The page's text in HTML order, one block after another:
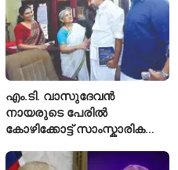
എം.ടി. വാസുദേവൻ
നായരുടെ പേരിൽ
കോഴിക്കോട്ട് സാംസ്കാരിക
പ്രവർത്തനങ്ങൾക്ക് ₹50